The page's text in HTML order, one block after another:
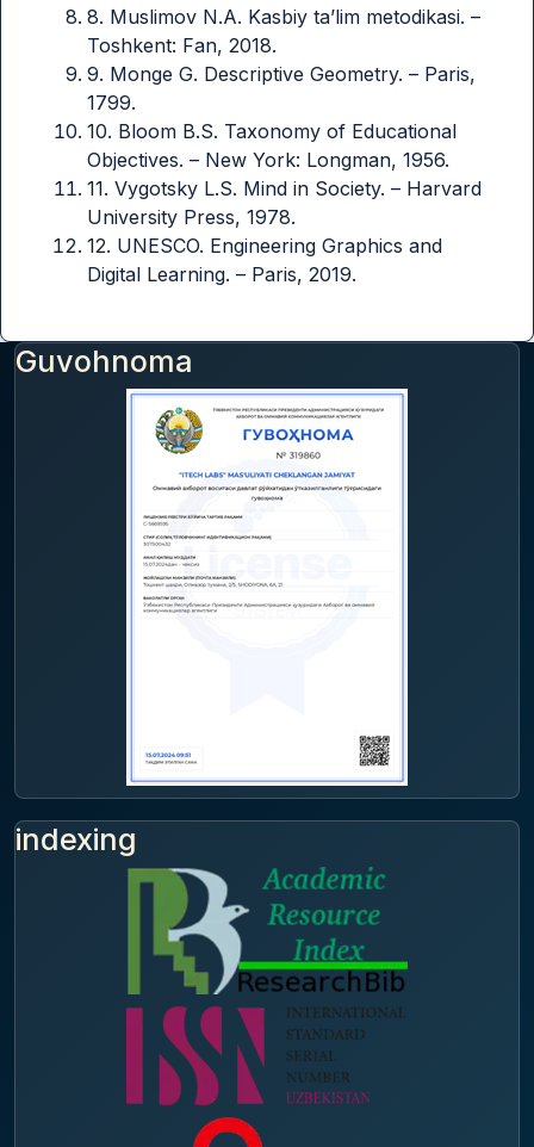
8. Muslimov N.A. Kasbiy ta’lim metodikasi. –
Toshkent: Fan, 2018.
9. Monge G. Descriptive Geometry. – Paris,
1799.
10. Bloom B.S. Taxonomy of Educational
Objectives. – New York: Longman, 1956.
11. Vygotsky L.S. Mind in Society. – Harvard
University Press, 1978.
12. UNESCO. Engineering Graphics and
Digital Learning. – Paris, 2019.
Guvohnoma
indexing